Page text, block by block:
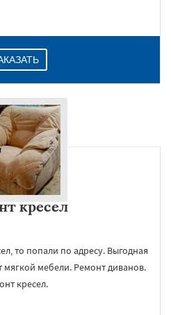
кресел
то попали по адресу. Выгодная
мягкой мебели. Ремонт диванов.
кресел.